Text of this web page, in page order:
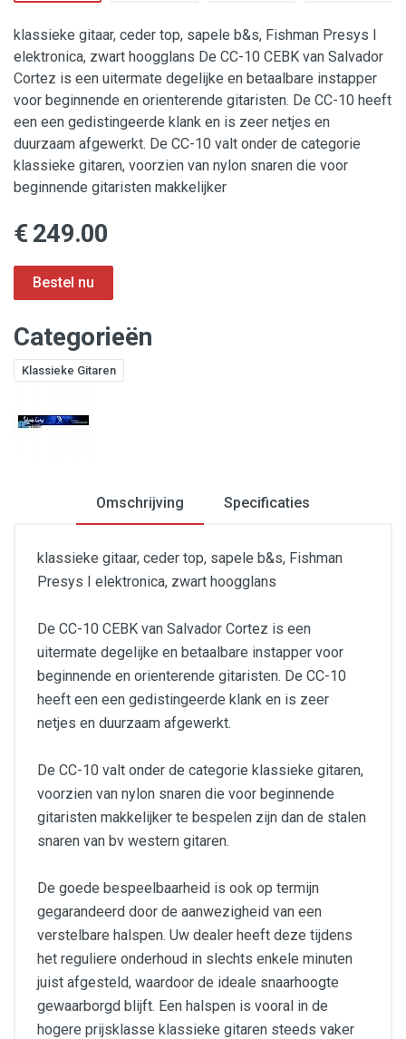
klassieke gitaar, ceder top, sapele b&s, Fishman Presys I
elektronica, zwart hoogglans De CC-10 CEBK van Salvador
Cortez is een uitermate degelijke en betaalbare instapper
voor beginnende en orienterende gitaristen. De CC-10 heeft
een een gedistingeerde klank en is zeer netjes en
duurzaam afgewerkt. De CC-10 valt onder de categorie
klassieke gitaren, voorzien van nylon snaren die voor
beginnende gitaristen makkelijker
€ 249.00
Categorieën
Klassieke Gitaren
Omschrijving Specificaties
klassieke gitaar, ceder top, sapele b&s, Fishman
Presys I elektronica, zwart hoogglans
De CC-10 CEBK van Salvador Cortez is een
uitermate degelijke en betaalbare instapper voor
beginnende en orienterende gitaristen. De CC-10
heeft een een gedistingeerde klank en is zeer
netjes en duurzaam afgewerkt.
De CC-10 valt onder de categorie klassieke gitaren,
voorzien van nylon snaren die voor beginnende
gitaristen makkelijker te bespelen zijn dan de stalen
snaren van bv western gitaren.
De goede bespeelbaarheid is ook op termijn
gegarandeerd door de aanwezigheid van een
verstelbare halspen. Uw dealer heeft deze tijdens
het reguliere onderhoud in slechts enkele minuten
juist afgesteld, waardoor de ideale snaarhoogte
gewaarborgd blijft. Een halspen is vooral in de
hogere prijsklasse klassieke gitaren steeds vaker